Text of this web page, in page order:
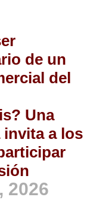
de un
del
Una
a los
2026